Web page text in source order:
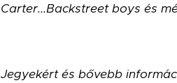
Carter...Backstreet boys és
Jegyekért és bővebb